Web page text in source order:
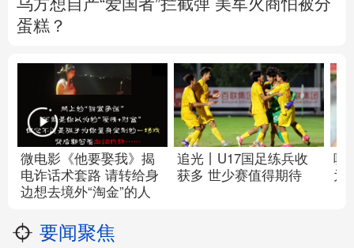
乌方想自产“爱国者”拦截弹 美军火商怕被分
蛋糕？
微电影《他要娶我》揭
电诈话术套路 请转给身
边想去境外“淘金”的人
追光丨U17国足练兵收
获多 世少赛值得期待
唠
为
要闻聚焦